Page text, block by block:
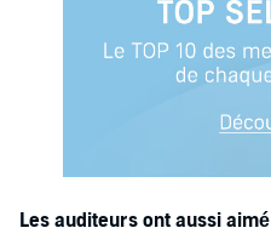
Les auditeurs ont aussi aimé